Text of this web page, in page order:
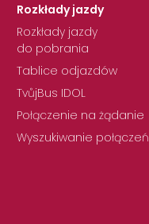
Rozkłady jazdy
Rozkłady jazdy
do pobrania
Tablice odjazdów
TvůjBus IDOL
Połączenie na żądanie
Wyszukiwanie połączeń